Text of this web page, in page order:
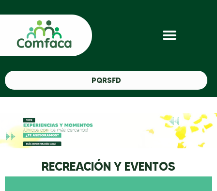
PQRSFD
RECREACIÓN Y EVENTOS